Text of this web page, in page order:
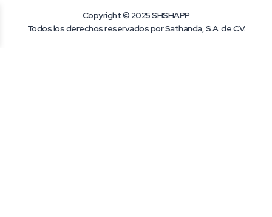
Copyright © 2025 SHSHAPP
Todos los derechos reservados por Sathanda, S.A. de C.V.